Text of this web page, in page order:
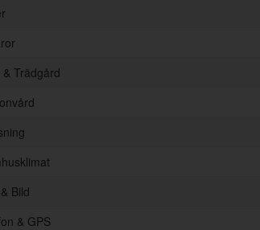
& Trädgård
Bild
& GPS